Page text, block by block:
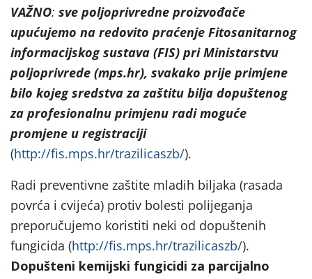
VAŽNO: sve poljoprivredne proizvođače
upućujemo na redovito praćenje Fitosanitarnog
informacijskog sustava (FIS) pri Ministarstvu
poljoprivrede (mps.hr), svakako prije primjene
bilo kojeg sredstva za zaštitu bilja dopuštenog
za profesionalnu primjenu radi moguće
promjene u registraciji
(http://fis.mps.hr/trazilicaszb/).
Radi preventivne zaštite mladih biljaka (rasada
povrća i cvijeća) protiv bolesti polijeganja
preporučujemo koristiti neki od dopuštenih
fungicida (http://fis.mps.hr/trazilicaszb/).
Dopušteni kemijski fungicidi za parcijalno